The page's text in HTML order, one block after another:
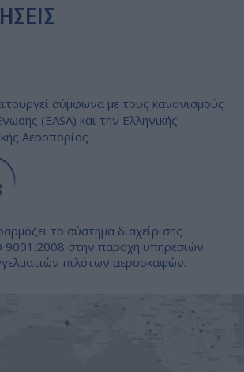
σύμφωνα με τους κανονισμούς
(EASA) και την Ελληνικής
Αεροπορίας
το σύστημα διαχείρισης
9001:2008 στην παροχή υπηρεσιών
πιλότων αεροσκαφών.